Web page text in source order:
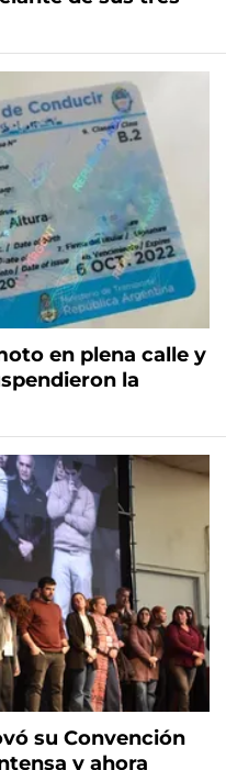
en plena calle y
la
su Convención
y ahora